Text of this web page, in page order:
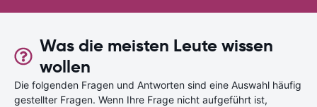
Was die meisten Leute wissen
wollen
Die folgenden Fragen und Antworten sind eine Auswahl häufig
gestellter Fragen. Wenn Ihre Frage nicht aufgeführt ist,